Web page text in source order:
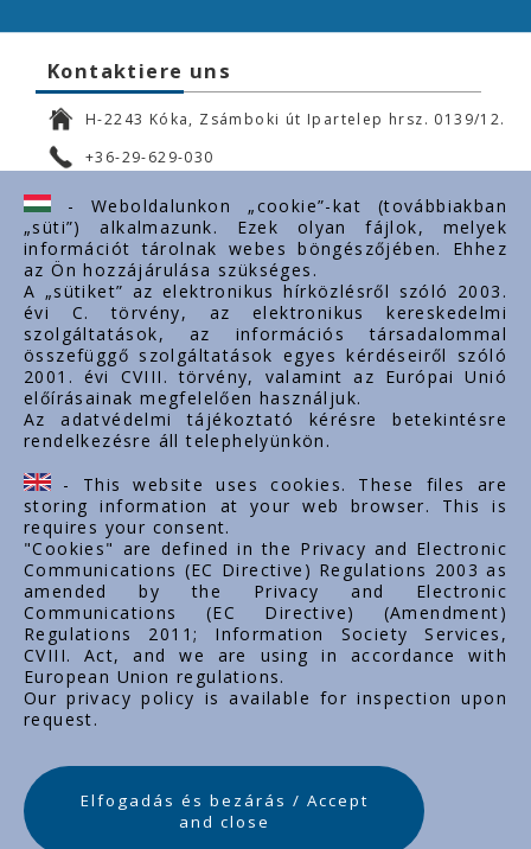
Kontaktiere uns
H-2243 Kóka, Zsámboki út Ipartelep hrsz. 0139/12.
+36-29-629-030
ertekesites@styron.hu
export@styron.hu
www.styron.hu
Important links
Über uns
Dokumente
Kontakt
Karriere
- Weboldalunkon „cookie”-kat (továbbiakban
„süti”) alkalmazunk. Ezek olyan fájlok, melyek
információt tárolnak webes böngészőjében. Ehhez
az Ön hozzájárulása szükséges.
A „sütiket” az elektronikus hírközlésről szóló 2003.
évi C. törvény, az elektronikus kereskedelmi
szolgáltatások, az információs társadalommal
összefüggő szolgáltatások egyes kérdéseiről szóló
2001. évi CVIII. törvény, valamint az Európai Unió
előírásainak megfelelően használjuk.
Az adatvédelmi tájékoztató kérésre betekintésre
rendelkezésre áll telephelyünkön.
- This website uses cookies. These files are
storing information at your web browser. This is
requires your consent.
"Cookies" are defined in the Privacy and Electronic
Communications (EC Directive) Regulations 2003 as
amended by the Privacy and Electronic
Communications (EC Directive) (Amendment)
Regulations 2011; Information Society Services,
CVIII. Act, and we are using in accordance with
European Union regulations.
Our privacy policy is available for inspection upon
request.
Elfogadás és bezárás / Accept
and close